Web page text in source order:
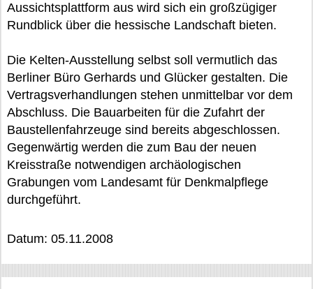
Aussichtsplattform aus wird sich ein großzügiger
Rundblick über die hessische Landschaft bieten.
Die Kelten-Ausstellung selbst soll vermutlich das
Berliner Büro Gerhards und Glücker gestalten. Die
Vertragsverhandlungen stehen unmittelbar vor dem
Abschluss. Die Bauarbeiten für die Zufahrt der
Baustellenfahrzeuge sind bereits abgeschlossen.
Gegenwärtig werden die zum Bau der neuen
Kreisstraße notwendigen archäologischen
Grabungen vom Landesamt für Denkmalpflege
durchgeführt.
Datum: 05.11.2008